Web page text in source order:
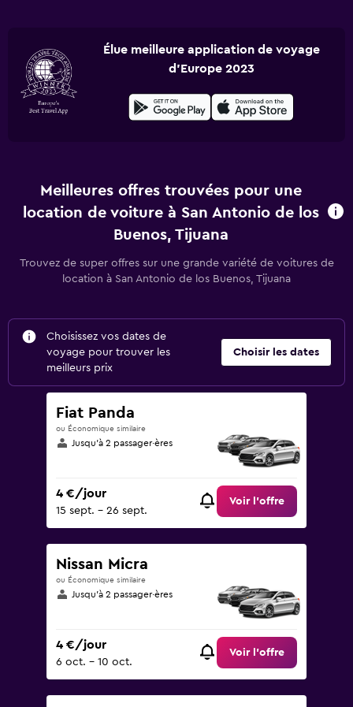
Élue meilleure application de voyage
d'Europe 2023
Meilleures offres trouvées pour une
location de voiture à San Antonio de los
Buenos, Tijuana
Trouvez de super offres sur une grande variété de voitures de
location à San Antonio de los Buenos, Tijuana
Choisissez vos dates de
voyage pour trouver les
meilleurs prix
Choisir les dates
Fiat Panda
ou Économique similaire
Jusqu’à 2 passager·ères
4 €/jour
15 sept. - 26 sept.
Voir l’offre
Nissan Micra
ou Économique similaire
Jusqu’à 2 passager·ères
4 €/jour
6 oct. - 10 oct.
Voir l’offre